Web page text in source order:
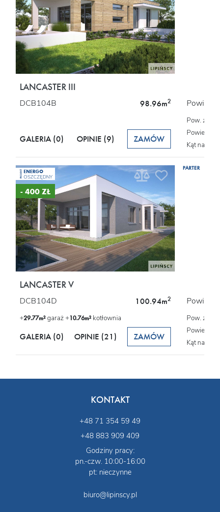
LANCASTER III
DCB104B 98.96m2
GALERIA (0) OPINIE (9) ZAMÓW
Pow.
Kąt
PROJEKT ENERGO
OSZCZĘDNY
- 400 ZŁ
PARTER
LANCASTER V
DCB104D 100.94m2
+29.77m²garaż +10.76m² kotłownia
GALERIA (0) OPINIE (21) ZAMÓW
Pow.
Kąt
KONTAKT
+48 71 354 59 49
+48 883 909 409
Godziny pracy:
pn.-czw. 10:00-16:00
pt: nieczynne
biuro@lipinscy.pl